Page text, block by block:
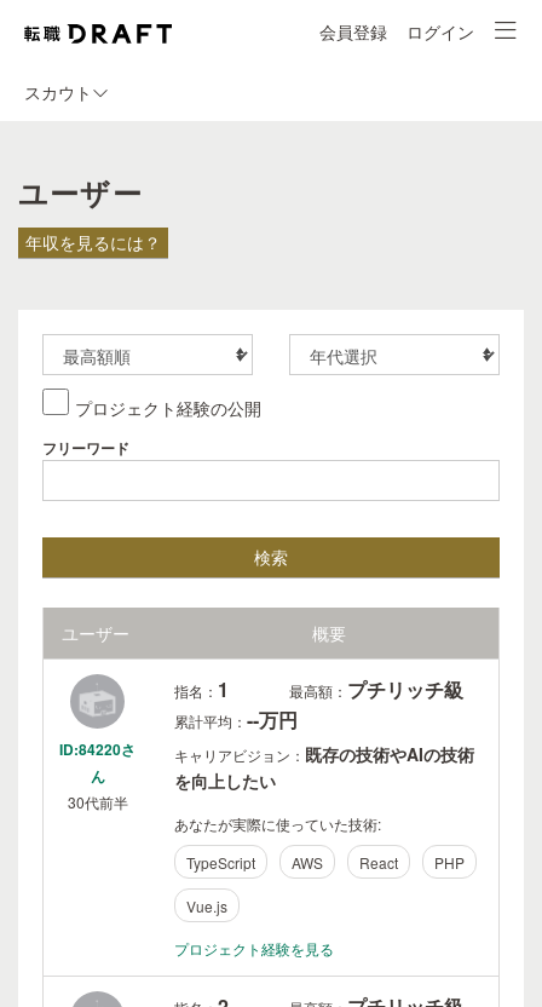
会員登録 ログイン
スカウト
ユーザー
年収を見るには？
プロジェクト経験の公開
フリーワード
ユーザー 概要
ID:84220さ
ん
30代前半
指名： 1 最高額： プチリッチ級
累計平均： --万円
キャリアビジョン： 既存の技術やAIの技術
を向上したい
あなたが実際に使っていた技術:
TypeScript
AWS React PHP
Vue.js
プロジェクト経験を見る